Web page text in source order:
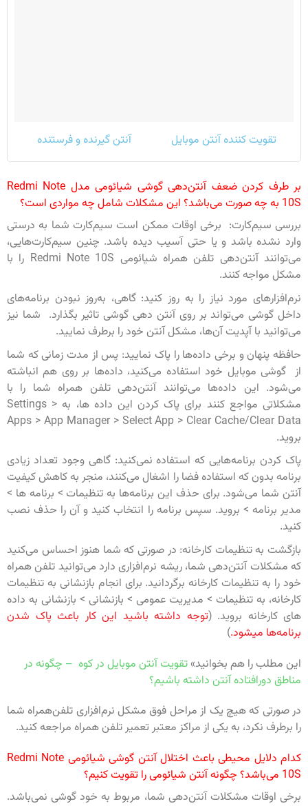
تقویت کننده آنتن موبایل آنتن گیرنده و فرستنده
بر طرف کردن ضعف آنتن‌دهی گوشی شیائومی مدل Redmi Note
10S به چه صورت می‌باشد؟ این مشکلات شامل چه مواردی است؟
بررسی سیم‌کارت: برخی اوقات ممکن است سیم‌کارت شما به درستی
وارد نشده باشد و یا حتی آسیب دیده باشد. چنین سیم‌کارت‌هایی،
می‌توانند آنتن‌دهی تلفن همراه شیائومی Redmi Note 10S را با
مشکل مواجه کنند.
نرم‌افزارهای مورد نیاز را به روز کنید: گاهی، به‌روز نبودن برنامه‌های
داخل گوشی می‌تواند بر روی آنتن دهی گوشی تاثیر بگذارد. شما نیز
می‌توانید با آپدیت آن‌ها، مشکل آنتن خود را برطرف نمایید.
حافظه پنهان و برخی داده‌ها را پاک نمایید: پس از مدت زمانی که شما
از گوشی موبایل خود استفاده می‌کنید، داده‌ها بر روی هم انباشته
می‌شود. این داده‌ها می‌توانند آنتن‌دهی تلفن همراه شما را با
مشکلاتی مواجع کنند برای پاک کردن این داده ها، به Settings >
Apps > App Manager > Select App > Clear Cache/Clear Data
بروید.
پاک کردن برنامه‌هایی که استفاده نمی‌کنید: گاهی وجود تعداد زیادی
برنامه بدون که استفاده فضا را اشغال می‌کنند، منجر به کاهش کیفیت
آنتن شما می‌شود. برای حذف این برنامه‌ها به تنظیمات > برنامه ها >
مدیر برنامه > بروید. سپس برنامه را انتخاب کنید و آن را حذف نصب
کنید.
بازگشت به تنظیمات کارخانه: در صورتی که شما هنوز احساس می‌کنید
که مشکلات آنتن‌دهی شما، ریشه نرم‌افزاری دارد می‌توانید تلفن همراه
خود را به تنظیمات کارخانه برگردانید. برای انجام بازنشانی به تنظیمات
کارخانه، به تنظیمات > مدیریت عمومی > بازنشانی > بازنشانی به داده
های کارخانه بروید. (توجه داشته باشید این کار باعث پاک شدن
برنامه‌ها میشود.)
این مطلب را هم بخوانید» تقویت آنتن موبایل در کوه – چگونه در
مناطق دورافتاده آنتن داشته باشیم؟
در صورتی که هیچ یک از مراحل فوق مشکل نرم‌افزاری تلفن‌همراه شما
را برطرف نکرد، به یکی از مراکز معتبر تعمیر تلفن همراه مراجعه کنید.
کدام دلایل محیطی باعث اختلال آنتن گوشی شیائومی Redmi Note
10S می‌باشد؟ چگونه آنتن شیائومی را تقویت کنیم؟
برخی اوقات مشکلات آنتن‌دهی شما، مربوط به خود گوشی نمی‌باشد.